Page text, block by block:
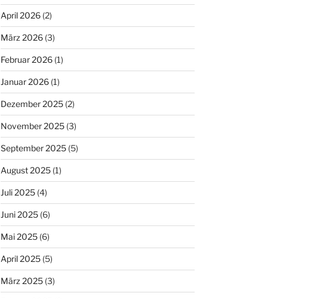
April 2026(2)
März 2026(3)
Februar 2026(1)
Januar 2026(1)
Dezember 2025(2)
November 2025(3)
September 2025(5)
August 2025(1)
Juli 2025(4)
Juni 2025(6)
Mai 2025(6)
April 2025(5)
März 2025(3)